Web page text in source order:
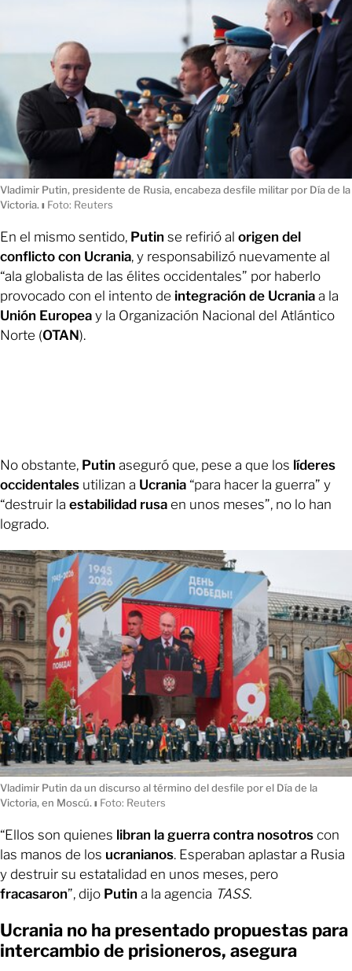
Vladimir Putin, presidente de Rusia, encabeza desfile militar por Día de la
Victoria.ı Foto: Reuters
En el mismo sentido, Putin se refirió al origen del
conflicto con Ucrania, y responsabilizó nuevamente al
“ala globalista de las élites occidentales” por haberlo
provocado con el intento de integración de Ucrania a la
Unión Europea y la Organización Nacional del Atlántico
Norte (OTAN).
No obstante, Putin aseguró que, pese a que los líderes
occidentales utilizan a Ucrania “para hacer la guerra” y
“destruir la estabilidad rusa en unos meses”, no lo han
logrado.
Vladimir Putin da un discurso al término del desfile por el Día de la
Victoria, en Moscú. ı Foto: Reuters
“Ellos son quienes libran la guerra contra nosotros con
las manos de los ucranianos. Esperaban aplastar a Rusia
y destruir su estatalidad en unos meses, pero
fracasaron”, dijo Putin a la agencia TASS.
Ucrania no ha presentado propuestas para
intercambio de prisioneros, asegura